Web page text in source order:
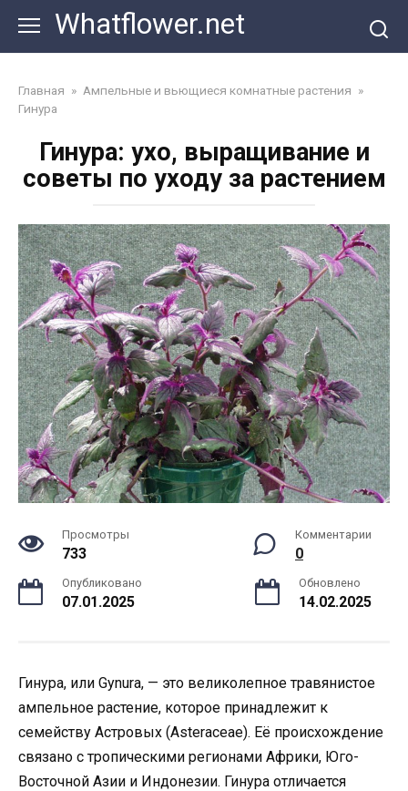
Перейти
контенту
Whatflower.net
Главная » Ампельные и вьющиеся комнатные растения »
Гинура
Гинура: ухо, выращивание и
советы по уходу за растением
Просмотры
733
Комментарии
0
Опубликовано
07.01.2025
Обновлено
14.02.2025
Гинура, или Gynura, — это великолепное травянистое
ампельное растение, которое принадлежит к
семейству Астровых (Asteraceae). Её происхождение
связано с тропическими регионами Африки, Юго-
Восточной Азии и Индонезии. Гинура отличается